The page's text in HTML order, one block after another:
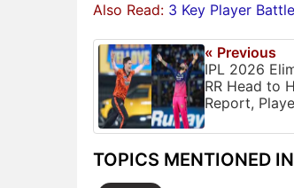
Also Read: 3 Key Player
« Previous
IPL 2026
RR Head to
Report,
TOPICS MENTIONED